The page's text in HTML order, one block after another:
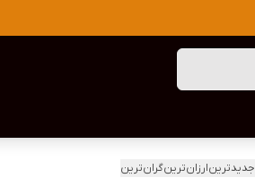
جدیدترینارزان‌ترینگران‌ترین